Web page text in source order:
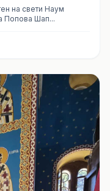
на свети Наум
Попова Шап...